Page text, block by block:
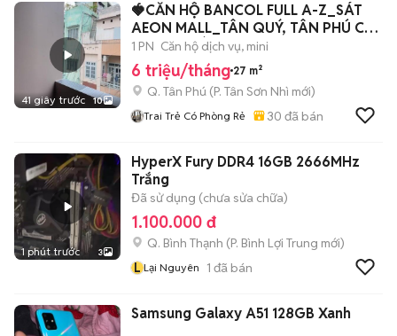
41 giây trước 10
🍓CĂN HỘ BANCOL FULL A-Z_SÁT
AEON MALL_TÂN QUÝ, TÂN PHÚ CÓ
THANG MÁY
1 PN Căn hộ dịch vụ, mini
6 triệu/tháng 27 m²
Q. Tân Phú (P. Tân Sơn Nhì mới)
Trai Trẻ Có Phòng Rẻ 30 đã bán
1 phút trước 3
HyperX Fury DDR4 16GB 2666MHz
Trắng
Đã sử dụng (chưa sửa chữa)
1.100.000 đ
Q. Bình Thạnh (P. Bình Lợi Trung mới)
L Lại Nguyên 1 đã bán
Samsung Galaxy A51 128GB Xanh